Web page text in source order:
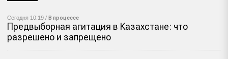
Сегодня 10:19 / В процессе
Предвыборная агитация в Казахстане: что
разрешено и запрещено